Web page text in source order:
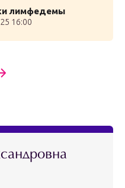
лимфедемы
16:00